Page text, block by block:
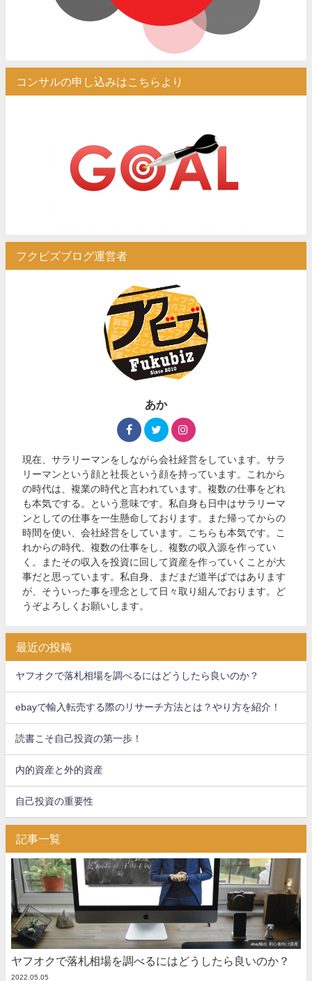
コンサルの申し込みはこちらより
フクビズブログ運営者
あか
現在、サラリーマンをしながら会社経営をしています。サラ
リーマンという顔と社長という顔を持っています。これから
の時代は、複業の時代と言われています。複数の仕事をどれ
も本気でする。という意味です。私自身も日中はサラリーマ
ンとしての仕事を一生懸命しております。また帰ってからの
時間を使い、会社経営をしています。こちらも本気です。こ
れからの時代、複数の仕事をし、複数の収入源を作ってい
く。またその収入を投資に回して資産を作っていくことが大
事だと思っています。私自身、まだまだ道半ばではあります
が、そういった事を理念として日々取り組んでおります。ど
うぞよろしくお願いします。
最近の投稿
ヤフオクで落札相場を調べるにはどうしたら良いのか？
ebayで輸入転売する際のリサーチ方法とは？やり方を紹介！
読書こそ自己投資の第一歩！
内的資産と外的資産
自己投資の重要性
記事一覧
ebay輸出 初心者向け講座
ヤフオクで落札相場を調べるにはどうしたら良いのか？
2022.05.05